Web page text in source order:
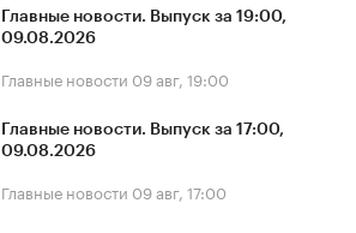
Главные новости. Выпуск за 19:00,
09.08.2026
Главные новости 09 авг, 19:00
Главные новости. Выпуск за 17:00,
09.08.2026
Главные новости 09 авг, 17:00